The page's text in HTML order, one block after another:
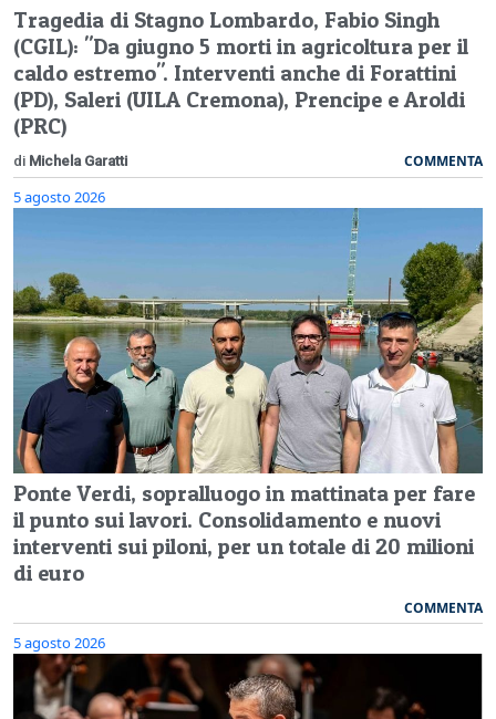
Tragedia di Stagno Lombardo, Fabio Singh
(CGIL): "Da giugno 5 morti in agricoltura per il
caldo estremo". Interventi anche di Forattini
(PD), Saleri (UILA Cremona), Prencipe e Aroldi
(PRC)
di Michela Garatti COMMENTA
5 agosto 2026
Ponte Verdi, sopralluogo in mattinata per fare
il punto sui lavori. Consolidamento e nuovi
interventi sui piloni, per un totale di 20 milioni
di euro
COMMENTA
5 agosto 2026